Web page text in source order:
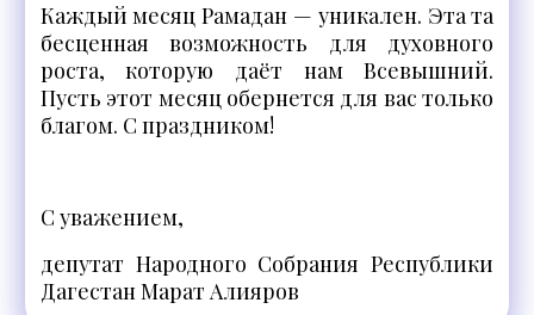
Каждый месяц Рамадан — уникален. Эта та
бесценная возможность для духовного
роста, которую даёт нам Всевышний.
Пусть этот месяц обернется для вас только
благом. С праздником!
С уважением,
депутат Народного Собрания Республики
Дагестан Марат Алияров